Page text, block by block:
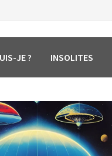
JE ? INSOLITES